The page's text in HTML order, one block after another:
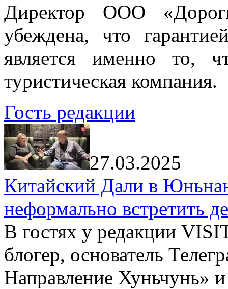
Директор ООО
убеждена, что
является именно то,
туристическая компания.
Гость редакции
27.03.2025
Китайский Дали в
неформально встретить
В гостях у редакции
блогер, основатель
Направление Хуньчунь»